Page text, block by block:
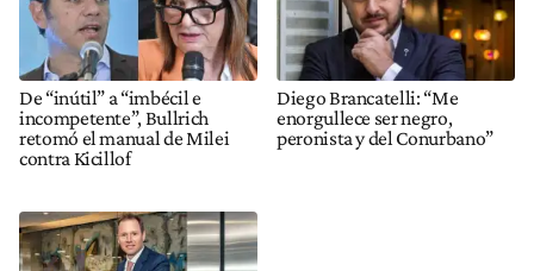
De “inútil” a “imbécil e
incompetente”, Bullrich
retomó el manual de Milei
contra Kicillof
Diego Brancatelli: “Me
enorgullece ser negro,
peronista y del Conurbano”